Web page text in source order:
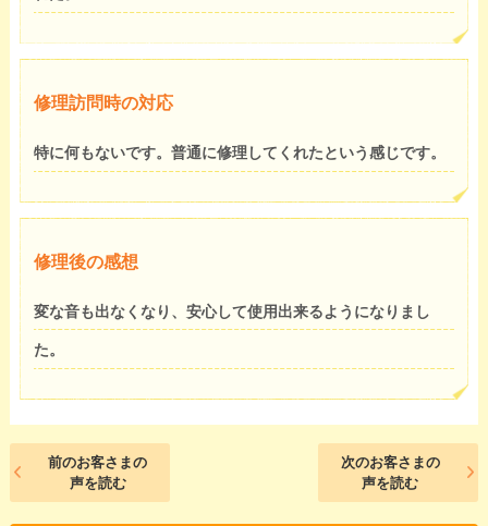
修理訪問時の対応
特に何もないです。普通に修理してくれたという感じです。
修理後の感想
変な音も出なくなり、安心して使用出来るようになりまし
た。
前のお客さまの
声を読む
次のお客さまの
声を読む